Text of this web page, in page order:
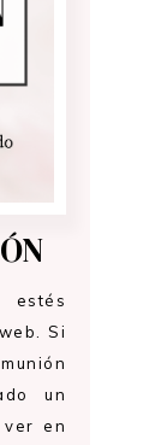
estés
Si
un
en